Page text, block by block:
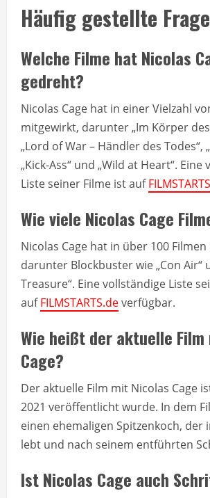
Häufig gestellte
Welche Filme hat Nicolas
gedreht?
Nicolas Cage hat in einer Vielzahl
mitgewirkt, darunter „Im Körper des
„Lord of War – Händler des Todes“,
„Kick-Ass“ und „Wild at Heart“.
Liste seiner Filme ist auf
Wie viele Nicolas Cage
Nicolas Cage hat in über 100
darunter Blockbuster wie „Con Air“
Treasure“. Eine vollständige Liste
aufFILMSTARTS.deverfügbar.
Wie heißt der aktuelle
Cage?
Der aktuelle Film mit Nicolas Cage
2021 veröffentlicht wurde. In dem
einen ehemaligen Spitzenkoch, der
lebt und nach seinem entführten
Ist Nicolas Cage auch